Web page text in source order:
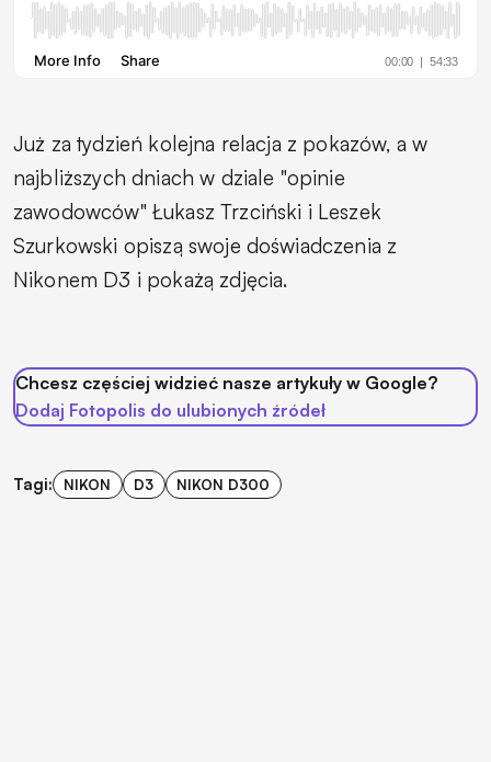
Już za tydzień kolejna relacja z pokazów, a w
najbliższych dniach w dziale "opinie
zawodowców" Łukasz Trzciński i Leszek
Szurkowski opiszą swoje doświadczenia z
Nikonem D3 i pokażą zdjęcia.
Chcesz częściej widzieć nasze artykuły w Google?
Dodaj Fotopolis do ulubionych źródeł
Tagi: NIKON D3 NIKON D300